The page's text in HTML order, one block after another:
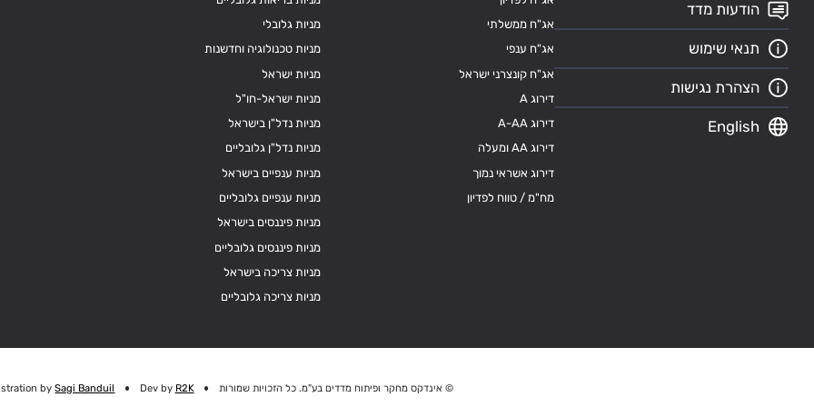
הודעות מדד
תנאי שימוש
הצהרת נגישות
English
אג"ח ממשלתי
אג"ח ענפי
אג"ח קונצרני ישראל
דירוג A
דירוג A-AA
דירוג AA ומעלה
דירוג אשראי נמוך
מח"מ / טווח לפדיון
מניות גלובלי
מניות טכנולוגיה וחדשנות
מניות ישראל
מניות ישראל-חו"ל
מניות נדל"ן בישראל
מניות נדל"ן גלובליים
מניות ענפיים בישראל
מניות ענפיים גלובליים
מניות פיננסים בישראל
מניות פיננסים גלובליים
מניות צריכה בישראל
מניות צריכה גלובליים
© אינדקס מחקר ופיתוח מדדים בע"מ. כל הזכויות שמורות Dev by R2K
bySagi Banduil